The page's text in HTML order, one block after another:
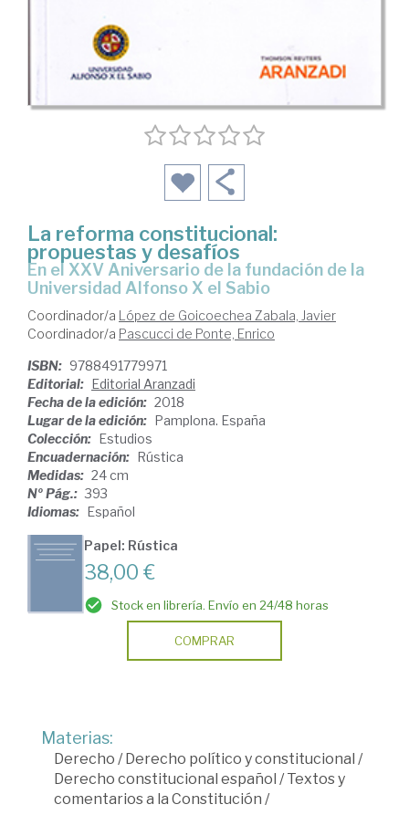
La reforma constitucional:
propuestas y desafíos
En el XXV Aniversario de la fundación de la
Universidad Alfonso X el Sabio
Coordinador/a López de Goicoechea Zabala, Javier
Coordinador/a Pascucci de Ponte, Enrico
ISBN: 9788491779971
Editorial: Editorial Aranzadi
Fecha de la edición: 2018
Lugar de la edición: Pamplona. España
Colección: Estudios
Encuadernación: Rústica
Medidas: 24 cm
Nº Pág.: 393
Idiomas: Español
Papel: Rústica
38,00 €
Stock en librería. Envío en 24/48 horas
COMPRAR
Materias:
Derecho /Derecho político y constitucional /
Derecho constitucional español /Textos y
comentarios a la Constitución /